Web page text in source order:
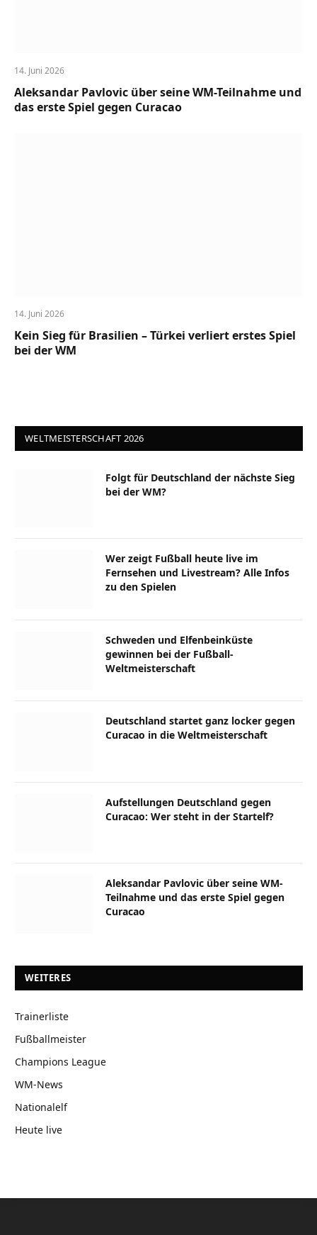
14. Juni 2026
Aleksandar Pavlovic über seine WM-Teilnahme und
das erste Spiel gegen Curacao
14. Juni 2026
Kein Sieg für Brasilien – Türkei verliert erstes Spiel
bei der WM
WELTMEISTERSCHAFT 2026
Folgt für Deutschland der nächste Sieg
bei der WM?
Wer zeigt Fußball heute live im
Fernsehen und Livestream? Alle Infos
zu den Spielen
Schweden und Elfenbeinküste
gewinnen bei der Fußball-
Weltmeisterschaft
Deutschland startet ganz locker gegen
Curacao in die Weltmeisterschaft
Aufstellungen Deutschland gegen
Curacao: Wer steht in der Startelf?
Aleksandar Pavlovic über seine WM-
Teilnahme und das erste Spiel gegen
Curacao
WEITERES
Trainerliste
Fußballmeister
Champions League
WM-News
Nationalelf
Heute live